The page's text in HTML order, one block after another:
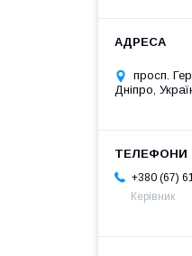
просп.
Дніпро,
+380 (67)
Керівник